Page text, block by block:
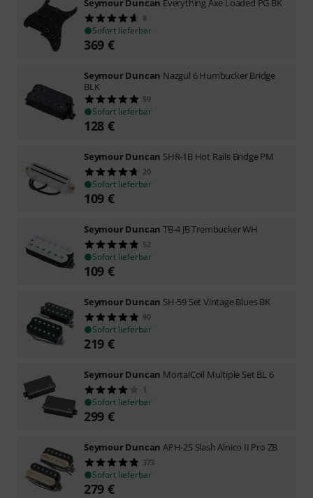
8
Sofort lieferbar
369 €
Seymour Duncan Nazgul 6 Humbucker Bridge
BLK
59
Sofort lieferbar
128 €
Seymour Duncan SHR-1B Hot Rails Bridge PM
20
Sofort lieferbar
109 €
Seymour Duncan TB-4 JB Trembucker WH
52
Sofort lieferbar
109 €
Seymour Duncan SH-59 Set Vintage Blues BK
90
Sofort lieferbar
219 €
Seymour Duncan MortalCoil Multiple Set BL 6
1
Sofort lieferbar
299 €
Seymour Duncan APH-2S Slash Alnico II Pro ZB
373
Sofort lieferbar
279 €